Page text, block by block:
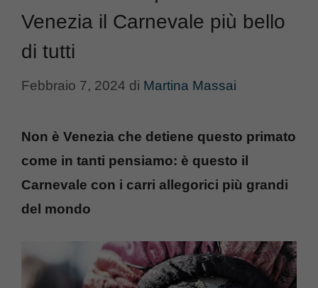
Venezia il Carnevale più bello
di tutti
Febbraio 7, 2024 di Martina Massai
Non è Venezia che detiene questo primato
come in tanti pensiamo: è questo il
Carnevale con i carri allegorici più grandi
del mondo